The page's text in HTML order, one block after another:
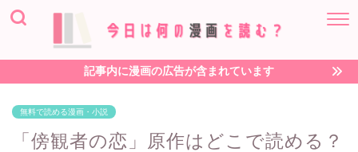
記事内に漫画の広告が含まれています
無料で読める漫画・小説
「傍観者の恋」原作はどこで読める？